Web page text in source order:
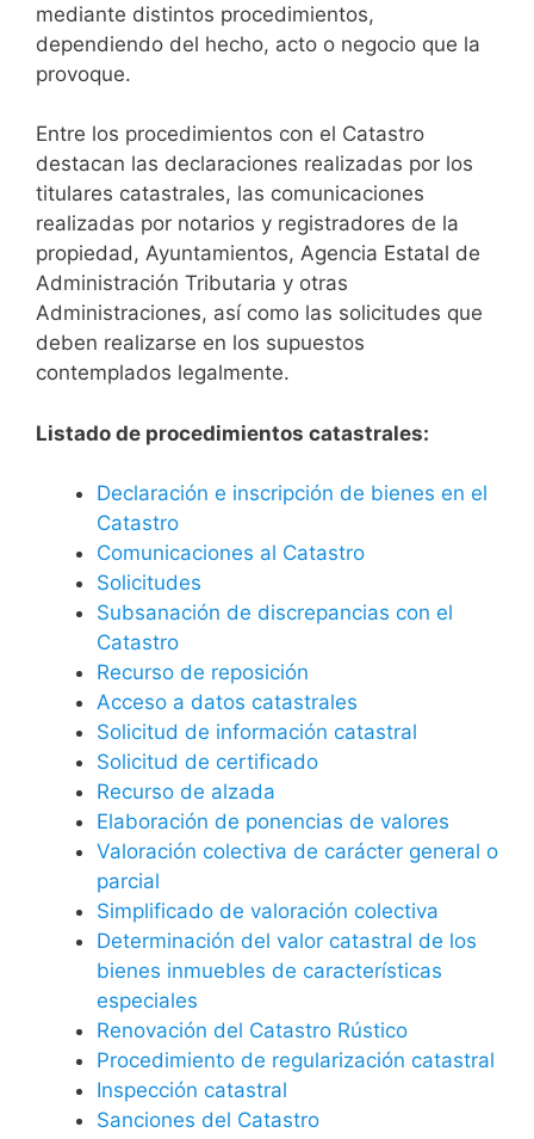
mediante distintos procedimientos,
dependiendo del hecho, acto o negocio que la
provoque.
Entre los procedimientos con el Catastro
destacan las declaraciones realizadas por los
titulares catastrales, las comunicaciones
realizadas por notarios y registradores de la
propiedad, Ayuntamientos, Agencia Estatal de
Administración Tributaria y otras
Administraciones, así como las solicitudes que
deben realizarse en los supuestos
contemplados legalmente.
Listado de procedimientos catastrales:
Declaración e inscripción de bienes en el
Catastro
Comunicaciones al Catastro
Solicitudes
Subsanación de discrepancias con el
Catastro
Recurso de reposición
Acceso a datos catastrales
Solicitud de información catastral
Solicitud de certificado
Recurso de alzada
Elaboración de ponencias de valores
Valoración colectiva de carácter general o
parcial
Simplificado de valoración colectiva
Determinación del valor catastral de los
bienes inmuebles de características
especiales
Renovación del Catastro Rústico
Procedimiento de regularización catastral
Inspección catastral
Sanciones del Catastro